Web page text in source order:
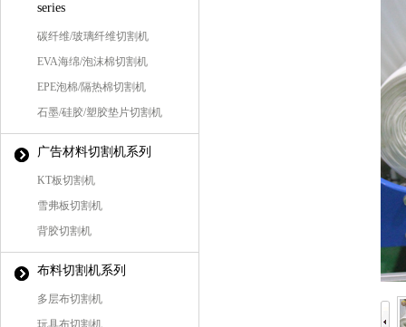
series
碳纤维/玻璃纤维切割机
EVA海绵/泡沫棉切割机
EPE泡棉/隔热棉切割机
石墨/硅胶/塑胶垫片切割机
广告材料切割机系列
KT板切割机
雪弗板切割机
背胶切割机
布料切割机系列
多层布切割机
玩具布切割机